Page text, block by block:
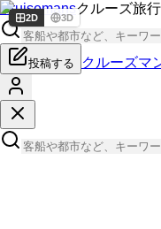
Cruisemansクルーズ旅
投稿する クルーズマ
2D 3D